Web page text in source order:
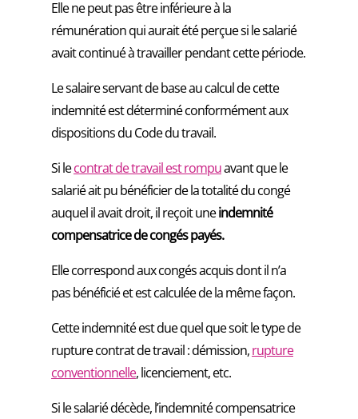
Elle ne peut pas être inférieure à la
rémunération qui aurait été perçue si le salarié
avait continué à travailler pendant cette période.
Le salaire servant de base au calcul de cette
indemnité est déterminé conformément aux
dispositions du Code du travail.
Si lecontrat de travail est rompuavant que le
salarié ait pu bénéficier de la totalité du congé
auquel il avait droit, il reçoit uneindemnité
compensatrice de congés payés.
Elle correspond aux congés acquis dont il n’a
pas bénéficié et est calculée de la même façon.
Cette indemnité est due quel que soit le type de
rupture contrat de travail : démission,rupture
conventionnelle, licenciement, etc.
Si le salarié décède, l’indemnité compensatrice